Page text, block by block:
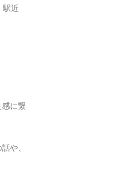
駅近
感に繋
や、